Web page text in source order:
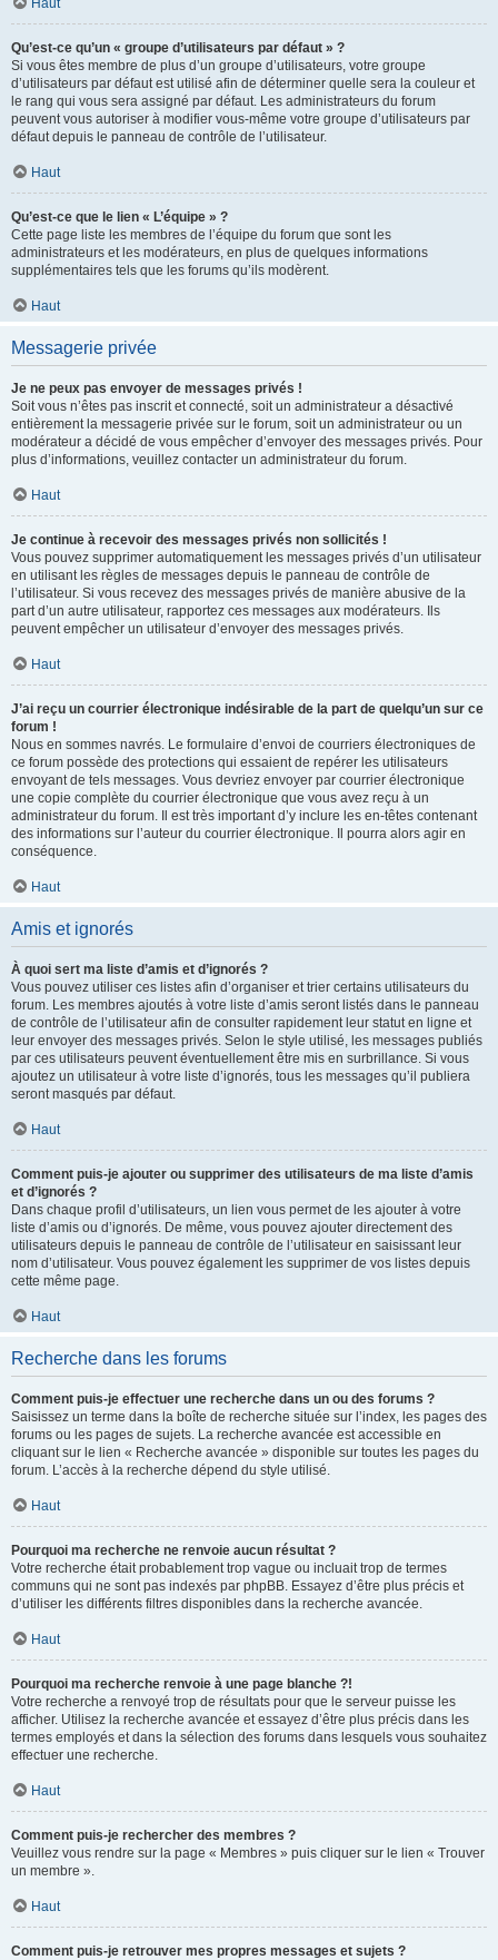
Haut
Qu’est-ce qu’un « groupe d’utilisateurs par défaut » ?
Si vous êtes membre de plus d’un groupe d’utilisateurs, votre groupe
d’utilisateurs par défaut est utilisé afin de déterminer quelle sera la couleur et
le rang qui vous sera assigné par défaut. Les administrateurs du forum
peuvent vous autoriser à modifier vous-même votre groupe d’utilisateurs par
défaut depuis le panneau de contrôle de l’utilisateur.
Haut
Qu’est-ce que le lien « L’équipe » ?
Cette page liste les membres de l’équipe du forum que sont les
administrateurs et les modérateurs, en plus de quelques informations
supplémentaires tels que les forums qu’ils modèrent.
Haut
Messagerie privée
Je ne peux pas envoyer de messages privés !
Soit vous n’êtes pas inscrit et connecté, soit un administrateur a désactivé
entièrement la messagerie privée sur le forum, soit un administrateur ou un
modérateur a décidé de vous empêcher d’envoyer des messages privés. Pour
plus d’informations, veuillez contacter un administrateur du forum.
Haut
Je continue à recevoir des messages privés non sollicités !
Vous pouvez supprimer automatiquement les messages privés d’un utilisateur
en utilisant les règles de messages depuis le panneau de contrôle de
l’utilisateur. Si vous recevez des messages privés de manière abusive de la
part d’un autre utilisateur, rapportez ces messages aux modérateurs. Ils
peuvent empêcher un utilisateur d’envoyer des messages privés.
Haut
J’ai reçu un courrier électronique indésirable de la part de quelqu’un sur ce
forum !
Nous en sommes navrés. Le formulaire d’envoi de courriers électroniques de
ce forum possède des protections qui essaient de repérer les utilisateurs
envoyant de tels messages. Vous devriez envoyer par courrier électronique
une copie complète du courrier électronique que vous avez reçu à un
administrateur du forum. Il est très important d’y inclure les en-têtes contenant
des informations sur l’auteur du courrier électronique. Il pourra alors agir en
conséquence.
Haut
Amis et ignorés
À quoi sert ma liste d’amis et d’ignorés ?
Vous pouvez utiliser ces listes afin d’organiser et trier certains utilisateurs du
forum. Les membres ajoutés à votre liste d’amis seront listés dans le panneau
de contrôle de l’utilisateur afin de consulter rapidement leur statut en ligne et
leur envoyer des messages privés. Selon le style utilisé, les messages publiés
par ces utilisateurs peuvent éventuellement être mis en surbrillance. Si vous
ajoutez un utilisateur à votre liste d’ignorés, tous les messages qu’il publiera
seront masqués par défaut.
Haut
Comment puis-je ajouter ou supprimer des utilisateurs de ma liste d’amis
et d’ignorés ?
Dans chaque profil d’utilisateurs, un lien vous permet de les ajouter à votre
liste d’amis ou d’ignorés. De même, vous pouvez ajouter directement des
utilisateurs depuis le panneau de contrôle de l’utilisateur en saisissant leur
nom d’utilisateur. Vous pouvez également les supprimer de vos listes depuis
cette même page.
Haut
Recherche dans les forums
Comment puis-je effectuer une recherche dans un ou des forums ?
Saisissez un terme dans la boîte de recherche située sur l’index, les pages des
forums ou les pages de sujets. La recherche avancée est accessible en
cliquant sur le lien « Recherche avancée » disponible sur toutes les pages du
forum. L’accès à la recherche dépend du style utilisé.
Haut
Pourquoi ma recherche ne renvoie aucun résultat ?
Votre recherche était probablement trop vague ou incluait trop de termes
communs qui ne sont pas indexés par phpBB. Essayez d’être plus précis et
d’utiliser les différents filtres disponibles dans la recherche avancée.
Haut
Pourquoi ma recherche renvoie à une page blanche ?!
Votre recherche a renvoyé trop de résultats pour que le serveur puisse les
afficher. Utilisez la recherche avancée et essayez d’être plus précis dans les
termes employés et dans la sélection des forums dans lesquels vous souhaitez
effectuer une recherche.
Haut
Comment puis-je rechercher des membres ?
Veuillez vous rendre sur la page « Membres » puis cliquer sur le lien « Trouver
un membre ».
Haut
Comment puis-je retrouver mes propres messages et sujets ?